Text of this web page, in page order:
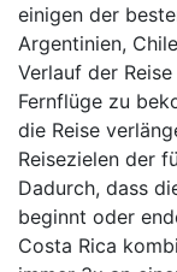
einigen der
Argentinien,
Verlauf der
Fernflüge zu
die Reise
Reisezielen der
Dadurch, dass
beginnt oder
Costa Rica